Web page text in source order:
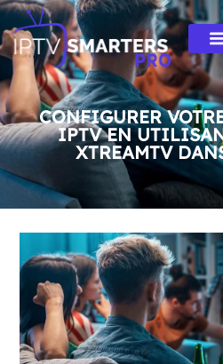
CONFIGURER
IPTV EN
XTREAMTV